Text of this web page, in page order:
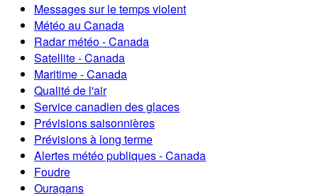
Messages sur le temps violent
Météo au Canada
Radar météo - Canada
Satellite - Canada
Maritime - Canada
Qualité de l'air
Service canadien des glaces
Prévisions saisonnières
Prévisions à long terme
Alertes météo publiques - Canada
Foudre
Ouragans